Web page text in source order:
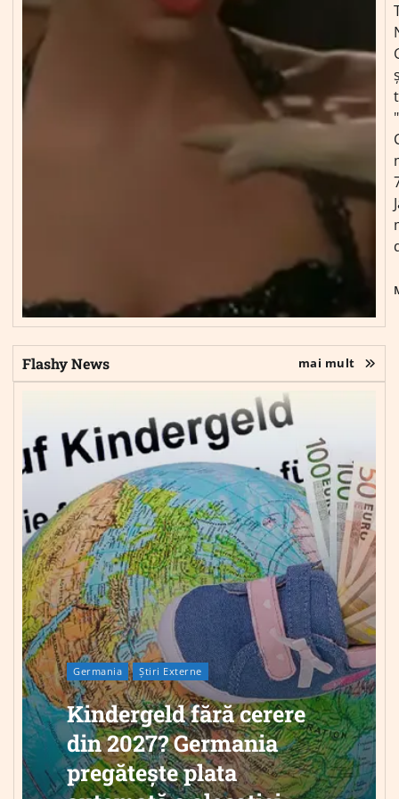
Flashy News mai mult
Germania Știri Externe
Kindergeld fără cerere
din 2027? Germania
pregătește plata